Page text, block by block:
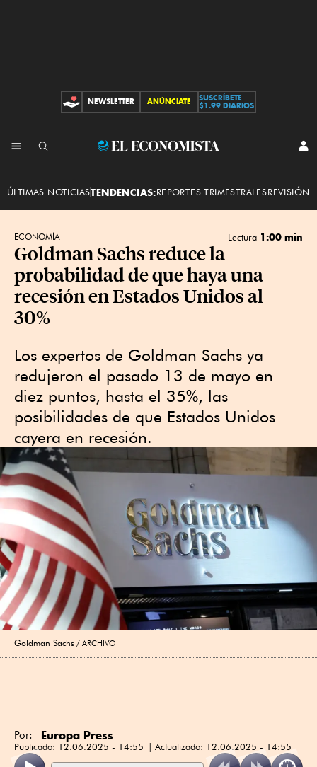
CONTRIBUCIONES
NEWSLETTER ANÚNCIATE
SUSCRÍBETE
$1.99 DIARIOS
El
ÚLTIMAS NOTICIASTENDENCIAS:REPORTES TRIMESTRALESREVISIÓN
ECONOMÍA Lectura 1:00 min
Goldman Sachs reduce la
probabilidad de que haya una
recesión en Estados Unidos al
30%
Los expertos de Goldman Sachs ya
redujeron el pasado 13 de mayo en
diez puntos, hasta el 35%, las
posibilidades de que Estados Unidos
cayera en recesión.
Goldman Sachs ARCHIVO
Por: Europa Press
Publicado: 12.06.2025 - 14:55 Actualizado: 12.06.2025 - 14:55